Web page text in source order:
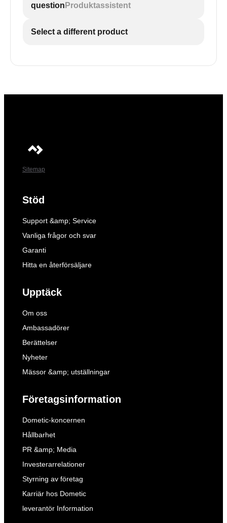
question Produktassistent
Select a different product
Sitemap
Stöd
Support &amp; Service
Vanliga frågor och svar
Garanti
Hitta en återförsäljare
Upptäck
Om oss
Ambassadörer
Berättelser
Nyheter
Mässor &amp; utställningar
Företagsinformation
Dometic-koncernen
Hållbarhet
PR &amp; Media
Investerarrelationer
Styrning av företag
Karriär hos Dometic
leverantör Information